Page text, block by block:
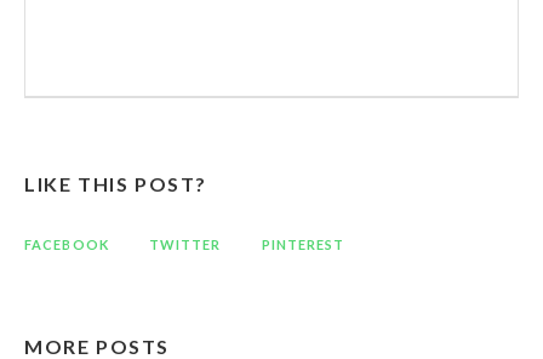
LIKE THIS POST?
FACEBOOK TWITTER PINTEREST
MORE POSTS